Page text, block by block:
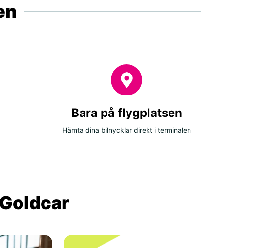
Bara på flygplatsen
Hämta dina bilnycklar direkt i terminalen